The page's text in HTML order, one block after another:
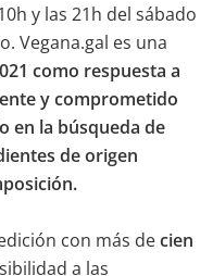
y las 21h del sábado
Vegana.gal es una
como respuesta a
y comprometido
en la búsqueda de
de origen
con más decien
a las